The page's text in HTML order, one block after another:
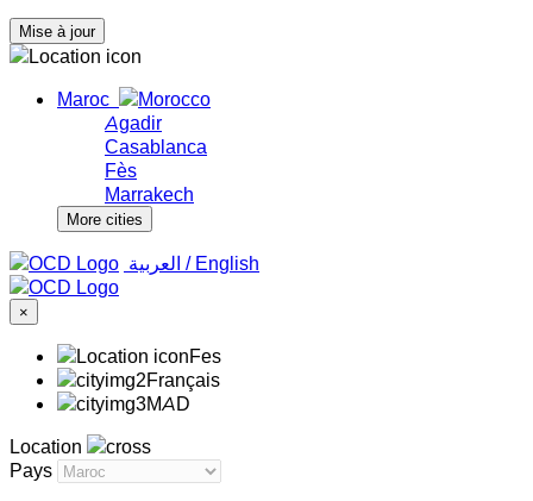
Maroc
Agadir
Casablanca
Fès
Marrakech
More cities
‏العربية ‏ / English
×
Fes
Français
MAD
Location
Pays